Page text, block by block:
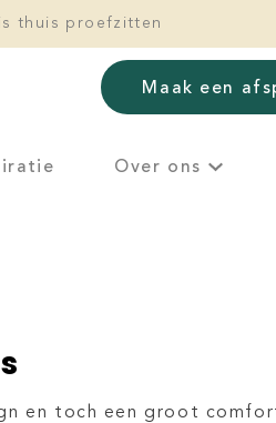
thuis proefzitten
Maak een
Over ons
en toch een groot